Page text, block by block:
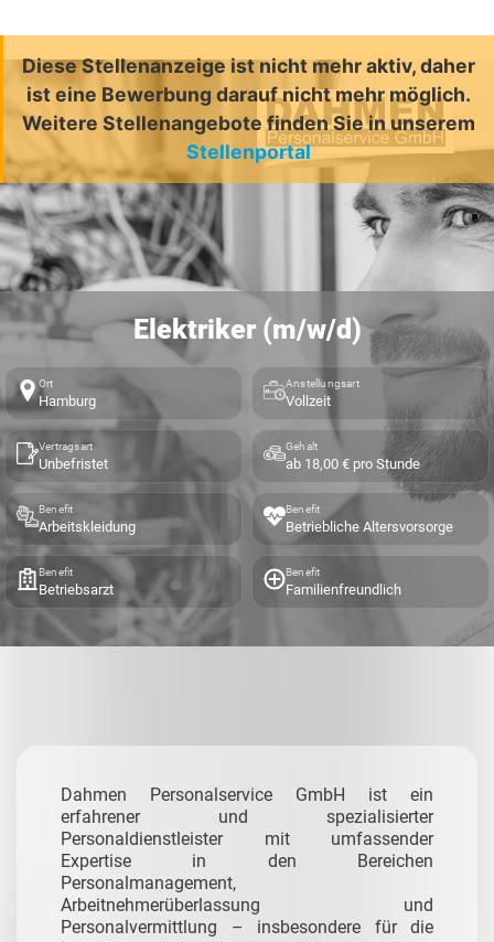
Diese Stellenanzeige ist nicht mehr aktiv, daher
ist eine Bewerbung darauf nicht mehr möglich.
Weitere Stellenangebote finden Sie in unserem
Stellenportal
Elektriker (m/w/d)
Ort
Hamburg
Anstellungsart
Vollzeit
Vertragsart
Unbefristet
Gehalt
ab 18,00 € pro Stunde
Benefit
Arbeitskleidung
Benefit
Betriebliche Altersvorsorge
Benefit
Betriebsarzt
Benefit
Familienfreundlich
Dahmen Personalservice GmbH ist ein
erfahrener und spezialisierter
Personaldienstleister mit umfassender
Expertise in den Bereichen
Personalmanagement,
Arbeitnehmerüberlassung und
Personalvermittlung – insbesondere für die